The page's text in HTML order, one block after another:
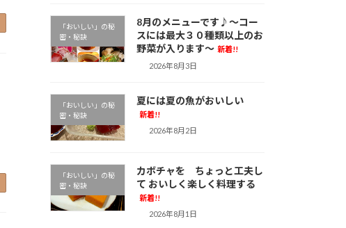
「おいしい」の秘
密・秘訣
8月のメニューです♪～コー
スには最大３０種類以上のお
野菜が入ります～ 新着!!
2026年8月3日
「おいしい」の秘
密・秘訣
夏には夏の魚がおいしい
新着!!
2026年8月2日
「おいしい」の秘
密・秘訣
カボチャを ちょっと工夫し
て おいしく楽しく料理する
新着!!
2026年8月1日